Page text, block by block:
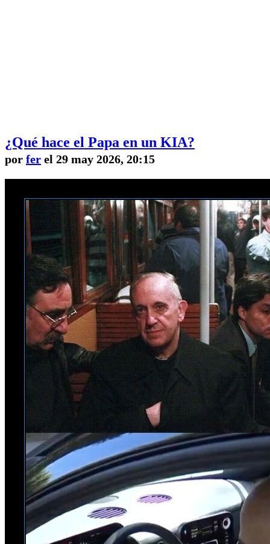
¿Qué hace el Papa en un KIA?
por fer el 29 may 2026, 20:15